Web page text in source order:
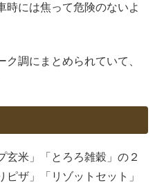
時には焦って危険のないよ
調にまとめられていて、
玄米」「とろろ雑穀」の２
ザ」「リゾットセット」